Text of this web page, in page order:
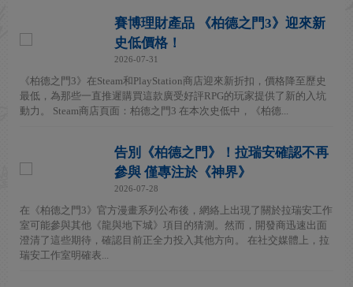
賽博理財產品 《柏德之門3》迎來新
史低價格！
2026-07-31
《柏德之門3》在Steam和PlayStation商店迎來新折扣，價格降至歷史
最低，為那些一直推遲購買這款廣受好評RPG的玩家提供了新的入坑
動力。 Steam商店頁面：柏德之門3 在本次史低中，《柏德...
告別《柏德之門》！拉瑞安確認不再
參與 僅專注於《神界》
2026-07-28
在《柏德之門3》官方漫畫系列公布後，網絡上出現了關於拉瑞安工作
室可能參與其他《龍與地下城》項目的猜測。然而，開發商迅速出面
澄清了這些期待，確認目前正全力投入其他方向。 在社交媒體上，拉
瑞安工作室明確表...